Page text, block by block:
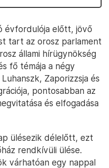
évfordulója előtt, jövő
tart az orosz parlament
állami hírügynökség
fő témája a négy
Zaporizzsja és
pontosabban az
és elfogadása
ülésezik délelőtt, ezt
rendkívüli ülése.
várhatóan egy nappal